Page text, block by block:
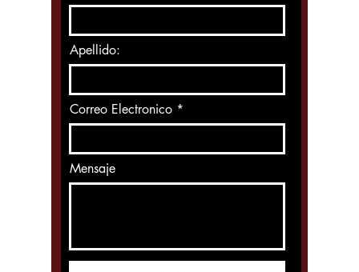
Apellido:
Correo Electronico
Mensaje